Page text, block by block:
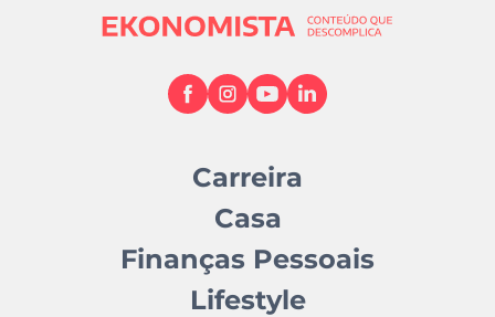
Carreira
Casa
Finanças Pessoais
Lifestyle